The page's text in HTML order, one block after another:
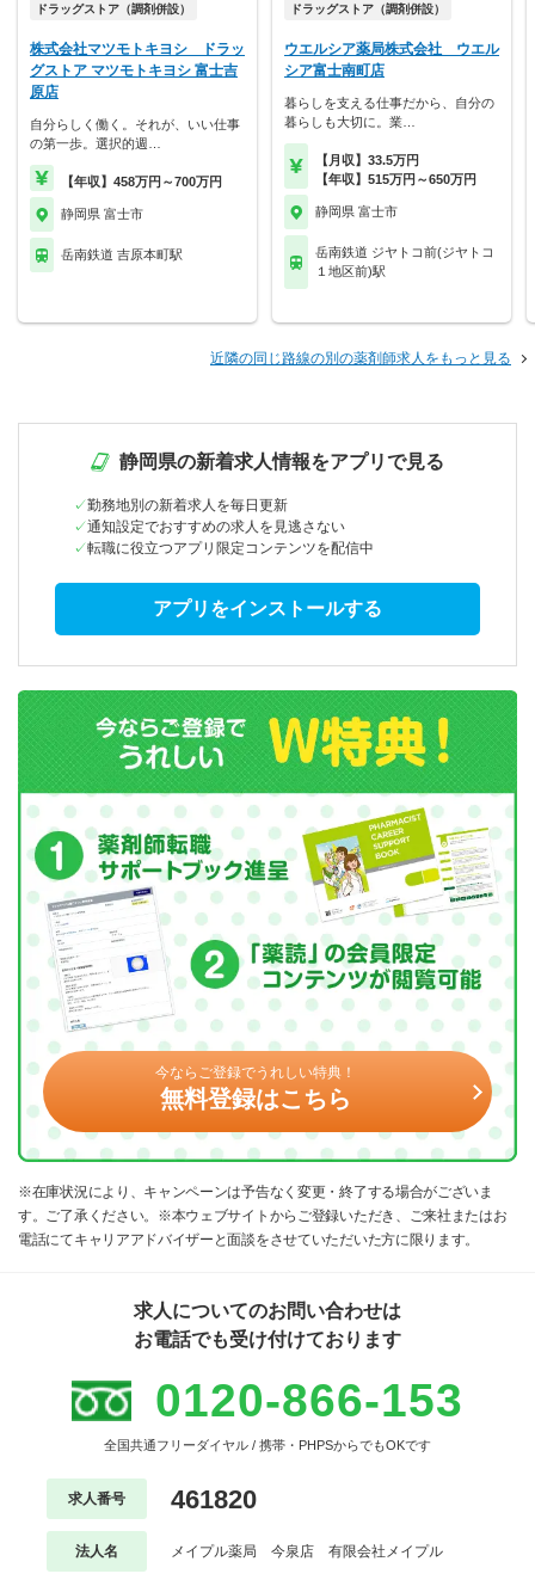
ドラッグストア（調剤併設）
株式会社マツモトキヨシ ドラッ
グストア マツモトキヨシ 富士吉
原店
自分らしく働く。それが、いい仕事
の第一歩。選択的週…
【年収】458万円～700万円
静岡県 富士市
岳南鉄道 吉原本町駅
ドラッグストア（調剤併設）
ウエルシア薬局株式会社 ウエル
シア富士南町店
暮らしを支える仕事だから、自分の
暮らしも大切に。業…
【月収】33.5万円
【年収】515万円～650万円
静岡県 富士市
岳南鉄道 ジヤトコ前(ジヤトコ
１地区前)駅
近隣の同じ路線の別の薬剤師求人をもっと見る
静岡県の新着求人情報をアプリで見る
勤務地別の新着求人を毎日更新
通知設定でおすすめの求人を見逃さない
転職に役立つアプリ限定コンテンツを配信中
アプリをインストールする
今ならご登録でうれしい特典！
無料登録はこちら
※在庫状況により、キャンペーンは予告なく変更・終了する場合がございま
す。ご了承ください。※本ウェブサイトからご登録いただき、ご来社またはお
電話にてキャリアアドバイザーと面談をさせていただいた方に限ります。
求人についてのお問い合わせは
お電話でも受け付けております
0120-866-153
全国共通フリーダイヤル / 携帯・PHPSからでもOKです
求人番号 461820
法人名 メイプル薬局 今泉店 有限会社メイプル